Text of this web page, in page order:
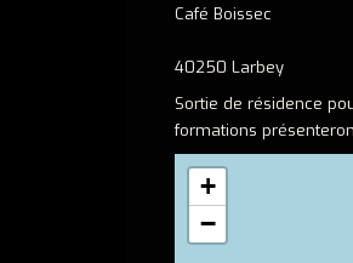
Ecouter
Spotify
Café Boissec
40250 Larbey
Sortie de résidence
formations
+
−